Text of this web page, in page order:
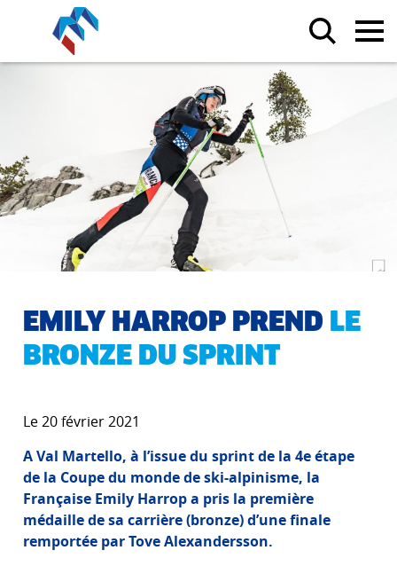
EMILY HARROP PREND LE
BRONZE DU SPRINT
Le 20 février 2021
A Val Martello, à l’issue du sprint de la 4e étape
de la Coupe du monde de ski-alpinisme, la
Française Emily Harrop a pris la première
médaille de sa carrière (bronze) d’une finale
remportée par Tove Alexandersson.